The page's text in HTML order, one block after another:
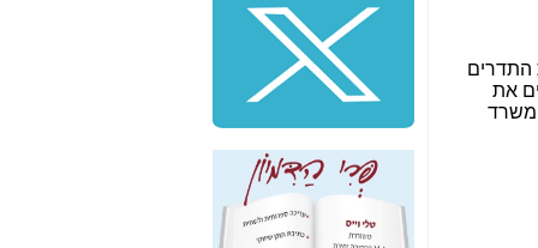
שלמה פילבר (עד
לאחרונה מנכ"ל משרד
התקשורת) - עד
מדינה? הצחקתם
"יש אפליה בחקירה"?
חשיפה: למה השר
משה כחלון לא נחקר
עד היום? -